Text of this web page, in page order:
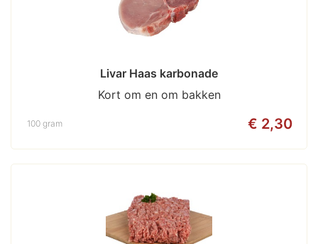
Livar Haas karbonade
Kort om en om bakken
€ 2,30
100 gram